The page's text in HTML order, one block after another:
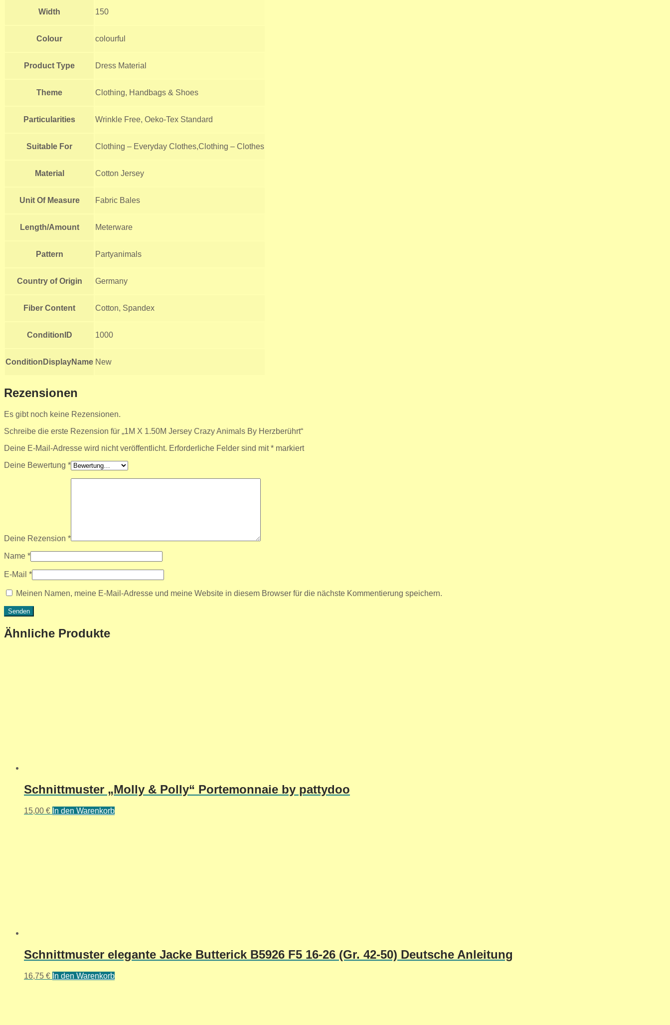
Width 150
Colour colourful
Product Type Dress Material
Theme Clothing, Handbags & Shoes
Particularities Wrinkle Free, Oeko-Tex Standard
Suitable For Clothing – Everyday Clothes,Clothing – Clothes
Material Cotton Jersey
Unit Of Measure Fabric Bales
Length/Amount Meterware
Pattern Partyanimals
Country of Origin Germany
Fiber Content Cotton, Spandex
ConditionID 1000
ConditionDisplayName New
Rezensionen
Es gibt noch keine Rezensionen.
Schreibe die erste Rezension für „1M X 1.50M Jersey Crazy Animals By Herzberührt“
Deine E-Mail-Adresse wird nicht veröffentlicht. Erforderliche Felder sind mit* markiert
Deine Bewertung *
Deine Rezension *
Name *
E-Mail *
Meinen Namen, meine E-Mail-Adresse und meine Website in diesem Browser für die nächste Kommentierung speichern.
Ähnliche Produkte
Schnittmuster „Molly & Polly“ Portemonnaie by pattydoo
15,00 € In den Warenkorb
Schnittmuster elegante Jacke Butterick B5926 F5 16-26 (Gr. 42-50) Deutsche Anleitung
16,75 € In den Warenkorb